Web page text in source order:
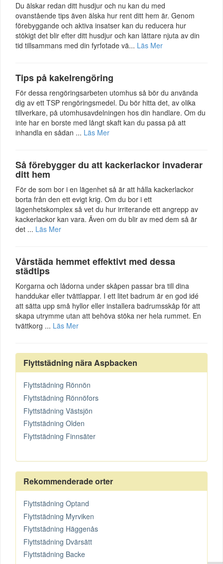
Du älskar redan ditt husdjur och nu kan du med
ovanstående tips även älska hur rent ditt hem är. Genom
förebyggande och aktiva insatser kan du reducera hur
stökigt det blir efter ditt husdjur och kan lättare njuta av din
tid tillsammans med din fyrfotade vä... Läs Mer
Tips på kakelrengöring
För dessa rengöringsarbeten utomhus så bör du använda
dig av ett TSP rengöringsmedel. Du bör hitta det, av olika
tillverkare, på utomhusavdelningen hos din handlare. Om du
inte har en borste med långt skaft kan du passa på att
inhandla en sådan ... Läs Mer
Så förebygger du att kackerlackor invaderar
ditt hem
För de som bor i en lägenhet så är att hålla kackerlackor
borta från den ett evigt krig. Om du bor i ett
lägenhetskomplex så vet du hur irriterande ett angrepp av
kackerlackor kan vara. Även om du blir av med dem så är
det ... Läs Mer
Vårstäda hemmet effektivt med dessa
städtips
Korgarna och lådorna under skåpen passar bra till dina
handdukar eller tvättlappar. I ett litet badrum är en god idé
att sätta upp små hyllor eller installera badrumsskåp för att
skapa utrymme utan att behöva stöka ner hela rummet. En
tvättkorg ... Läs Mer
Flyttstädning nära Aspbacken
Flyttstädning Rönnön
Flyttstädning Rönnöfors
Flyttstädning Västsjön
Flyttstädning Olden
Flyttstädning Finnsäter
Rekommenderade orter
Flyttstädning Optand
Flyttstädning Myrviken
Flyttstädning Häggenås
Flyttstädning Dvärsätt
Flyttstädning Backe